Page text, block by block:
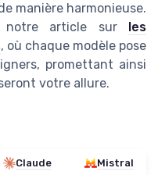
manière harmonieuse.
notre article sur les
, où chaque modèle pose
promettant ainsi
votre allure.
Claude Mistral